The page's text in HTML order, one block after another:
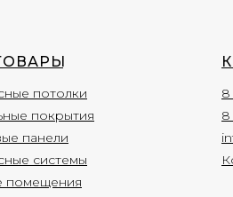
Ы
потолки
покрытия
панели
системы
помещения
8
8